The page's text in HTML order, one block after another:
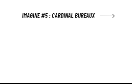
ARTICLE SUIVANT :
IMAGINE #5 : CARDINAL BUREAUX